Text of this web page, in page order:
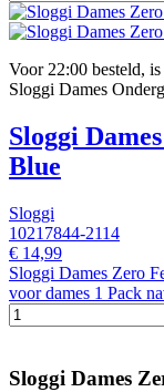
Voor 22:00 besteld,
Sloggi Dames
Sloggi
Blue
Sloggi
10217844-2114
€ 14,99
Sloggi Dames Zero
voor dames 1 Pack
Sloggi Dames